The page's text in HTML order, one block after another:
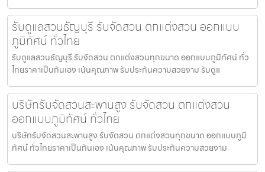
รับดูแลสวนธัญบุรี รับจัดสวน ตกแต่งสวน ออกแบบ
ภูมิทัศน์ ทั่วไทย
รับดูแลสวนธัญบุรี รับจัดสวน ตกแต่งสวนทุกขนาด ออกแบบภูมิทัศน์ ทั่ว
ไทยราคาเป็นกันเอง เน้นคุณภาพ รับประกันความสวยงาม รับดูแ
บริษัทรับจัดสวนสะพานสูง รับจัดสวน ตกแต่งสวน
ออกแบบภูมิทัศน์ ทั่วไทย
บริษัทรับจัดสวนสะพานสูง รับจัดสวน ตกแต่งสวนทุกขนาด ออกแบบภูมิ
ทัศน์ ทั่วไทยราคาเป็นกันเอง เน้นคุณภาพ รับประกันความสวยงาม